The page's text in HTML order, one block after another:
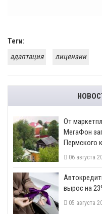
Теги:
адаптация
лицензии
От
МегаФон
Пермского
06 августа
вырос на
05 августа